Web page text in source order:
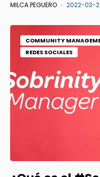
MILCA PEGUERO 2022-03-
COMMUNITY
REDES SOCIALES